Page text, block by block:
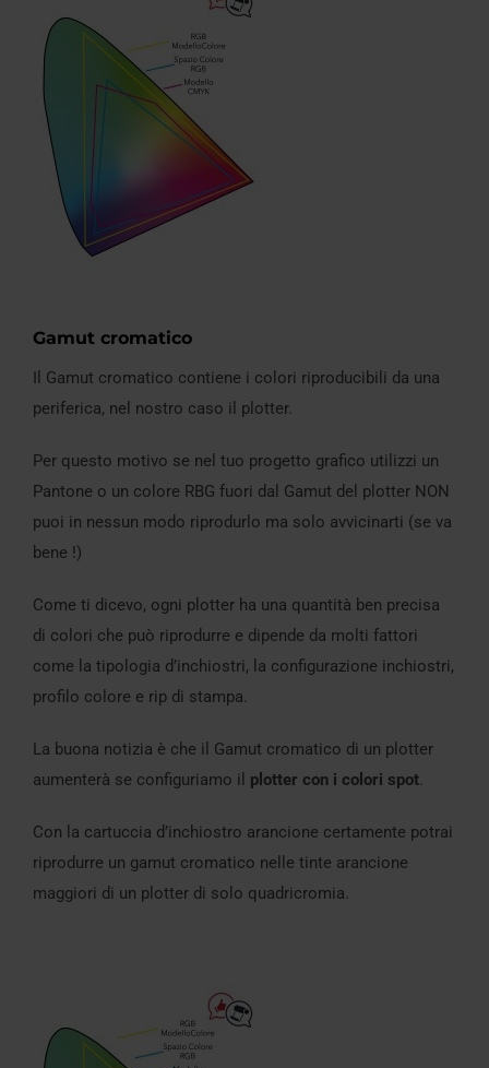
Gamut cromatico
Il Gamut cromatico contiene i colori riproducibili da una
periferica, nel nostro caso il plotter.
Per questo motivo se nel tuo progetto grafico utilizzi un
Pantone o un colore RBG fuori dal Gamut del plotter NON
puoi in nessun modo riprodurlo ma solo avvicinarti (se va
bene !)
Come ti dicevo, ogni plotter ha una quantità ben precisa
di colori che può riprodurre e dipende da molti fattori
come la tipologia d’inchiostri, la configurazione inchiostri,
profilo colore e rip di stampa.
La buona notizia è che il Gamut cromatico di un plotter
aumenterà se configuriamo il plotter con i colori spot.
Con la cartuccia d’inchiostro arancione certamente potrai
riprodurre un gamut cromatico nelle tinte arancione
maggiori di un plotter di solo quadricromia.